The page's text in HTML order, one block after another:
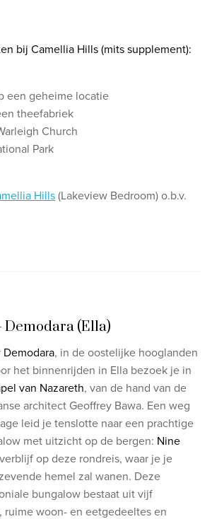
bij Camellia Hills (mits supplement):
een geheime locatie
theefabriek
Church
Park
Hills(Lakeview Bedroom) o.b.v.
Demodara (Ella)
Demodara, in de oostelijke hooglanden
het binnenrijden in Ella bezoek je in
van Nazareth, van de hand van de
architect Geoffrey Bawa. Een weg
leid je tenslotte naar een prachtige
met uitzicht op de bergen: Nine
op deze rondreis, waar je je
hemel zal wanen. Deze
bungalow bestaat uit vijf
ruime woon- en eetgedeeltes en